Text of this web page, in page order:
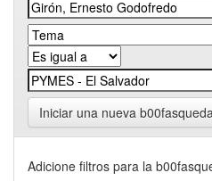
Iniciar una nueva
Adicione filtros para la